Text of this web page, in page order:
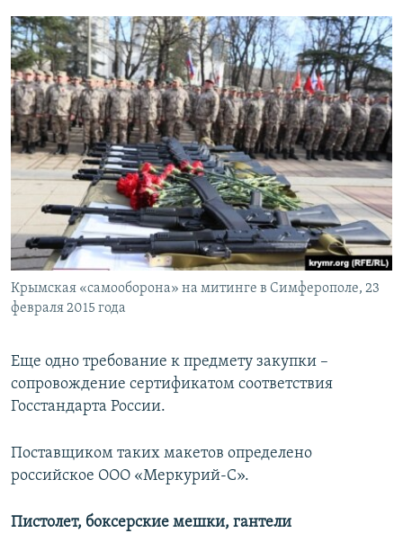
Крымская «самооборона» на митинге в Симферополе, 23
февраля 2015 года
Еще одно требование к предмету закупки –
сопровождение сертификатом соответствия
Госстандарта России.
Поставщиком таких макетов определено
российское ООО «Меркурий-С».
Пистолет, боксерские мешки, гантели